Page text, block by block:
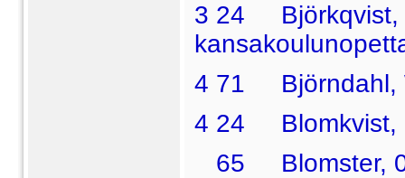
3 24 Björkqvist,
4 71 Björndahl,
4 24 Blomkvist,
65 Blomster,